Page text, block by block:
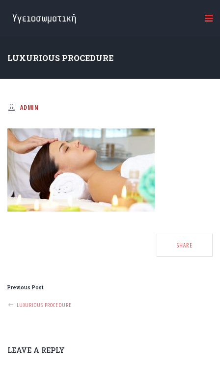
LUXURIOUS PROCEDURE
ADMIN
SHARE
P
O
N
Previous Post
LUXURIOUS PROCEDURE
LEAVE A REPLY